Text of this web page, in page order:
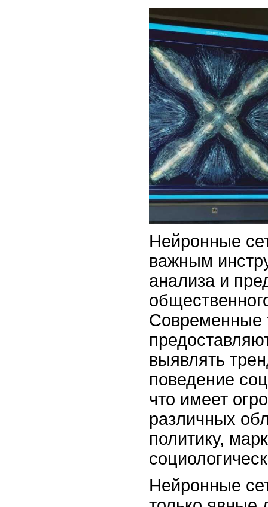
Нейронные
важным
анализа и
Современные
выявлять
поведение
что имеет
различных
политику,
Нейронные